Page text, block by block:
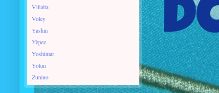
Villalta
Voley
Yashin
Yèpez
Yoshimar
Yotun
Zunino